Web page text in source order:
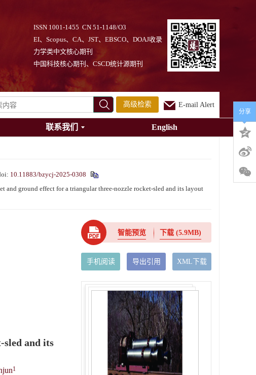
ISSN 1001-1455 CN 51-1148/O3
EI、Scopus、CA、JST、EBSCO、DOAJ收录
力学类中文核心期刊
中国科技核心期刊、CSCD统计源期刊
高级检索 E-mail Alert
联系我们 English
10.11883/bzycj-2025-0308
and ground effect for a triangular three-nozzle rocket-sled and its layout
sled and its
1
智能预览 下载(5.9MB)
手机阅读 导出引用 XML下载
分享